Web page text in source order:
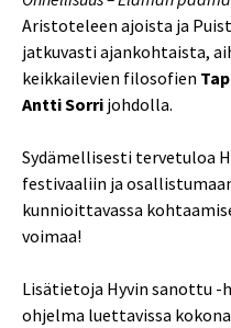
Aristoteleen ajoista ja
jatkuvasti ajankohtaista,
keikkailevien filosofien
Antti Sorri johdolla.
Sydämellisesti tervetuloa
festivaaliin ja
kunnioittavassa
voimaa!
Lisätietoja Hyvin sanottu -
ohjelma luettavissa